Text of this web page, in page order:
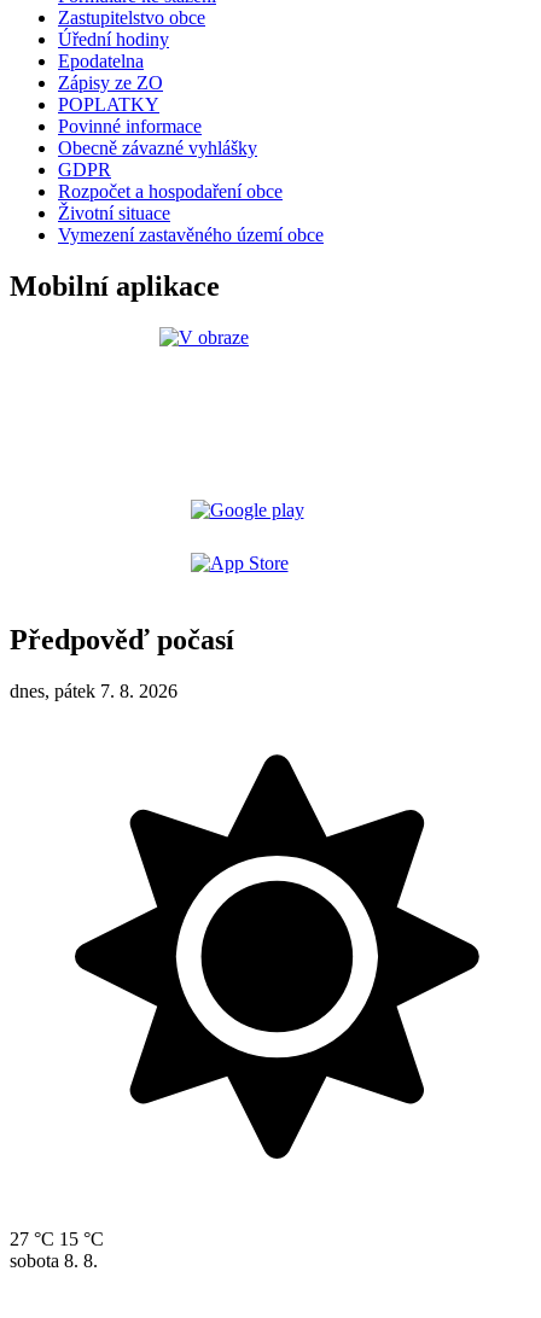
Zastupitelstvo obce
Úřední hodiny
Epodatelna
Zápisy ze ZO
POPLATKY
Povinné informace
Obecně závazné vyhlášky
GDPR
Rozpočet a hospodaření obce
Životní situace
Vymezení zastavěného území obce
Mobilní aplikace
Předpověď počasí
dnes, pátek 7. 8. 2026
27 °C 15 °C
sobota 8. 8.